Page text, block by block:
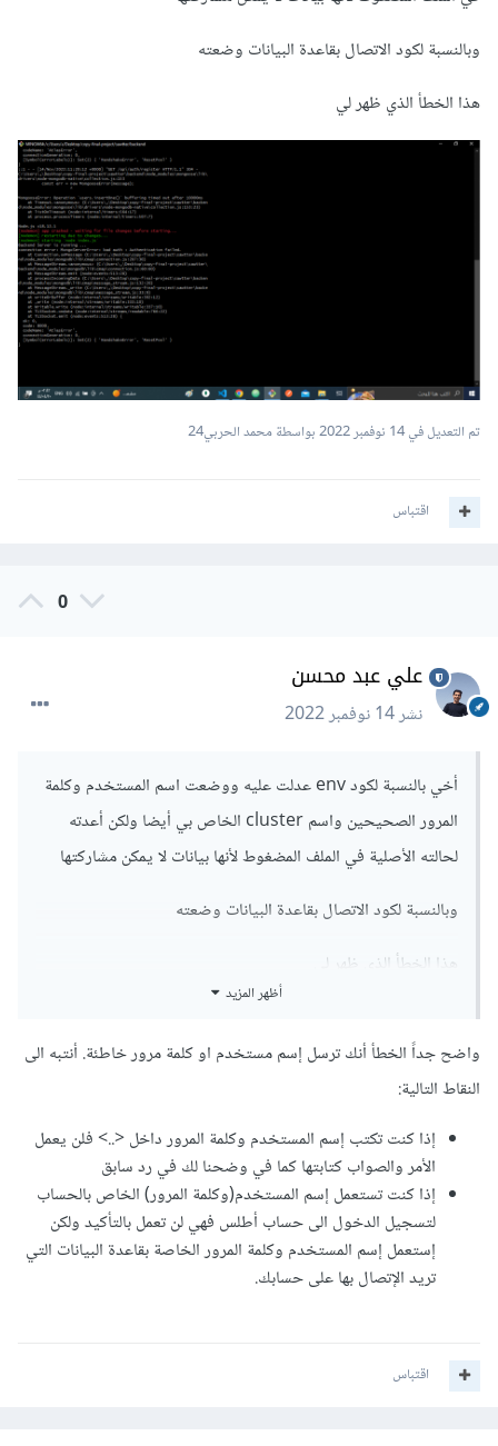
وبالنسبة لكود الاتصال بقاعدة البيانات وضعته
هذا الخطأ الذي ظهر لي
تم التعديل في14 نوفمبر 2022 بواسطة محمد الحربي24
اقتباس
0
علي عبد محسن
نشر14 نوفمبر 2022
أخي بالنسبة لكود env عدلت عليه ووضعت اسم المستخدم وكلمة
المرور الصحيحين واسم cluster الخاص بي أيضا ولكن أعدته
لحالته الأصلية في الملف المضغوط لأنها بيانات لا يمكن مشاركتها
وبالنسبة لكود الاتصال بقاعدة البيانات وضعته
هذا الخطأ الذي ظهر لي
أظهر المزيد
واضح جداً الخطأ أنك ترسل إسم مستخدم او كلمة مرور خاطئة. أنتبه الى
النقاط التالية:
إذا كنت تكتب إسم المستخدم وكلمة المرور داخل <..> فلن يعمل
الأمر والصواب كتابتها كما في وضحنا لك في رد سابق
إذا كنت تستعمل إسم المستخدم(وكلمة المرور) الخاص بالحساب
لتسجيل الدخول الى حساب أطلس فهي لن تعمل بالتأكيد ولكن
إستعمل إسم المستخدم وكلمة المرور الخاصة بقاعدة البيانات التي
تريد الإتصال بها على حسابك.
اقتباس